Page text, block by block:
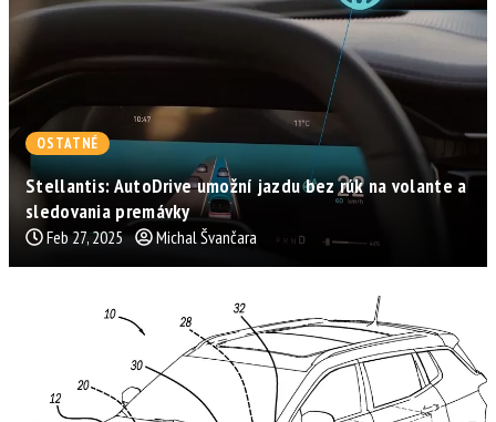
OSTATNÉ
Stellantis: AutoDrive umožní jazdu bez rúk na volante a
sledovania premávky
Feb 27, 2025 Michal Švančara